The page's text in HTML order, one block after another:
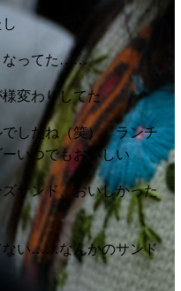
なってた……
変わりしてた
したね（笑）、ランチ
いつでもおいしい
サンド、おいしかった
ない……なんかのサンド